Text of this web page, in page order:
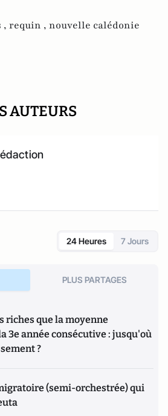
, requin , nouvelle calédonie
AUTEURS
24 Heures 7 Jours
PLUS PARTAGES
riches que la moyenne
3e année consécutive : jusqu'où
?
(semi-orchestrée) qui